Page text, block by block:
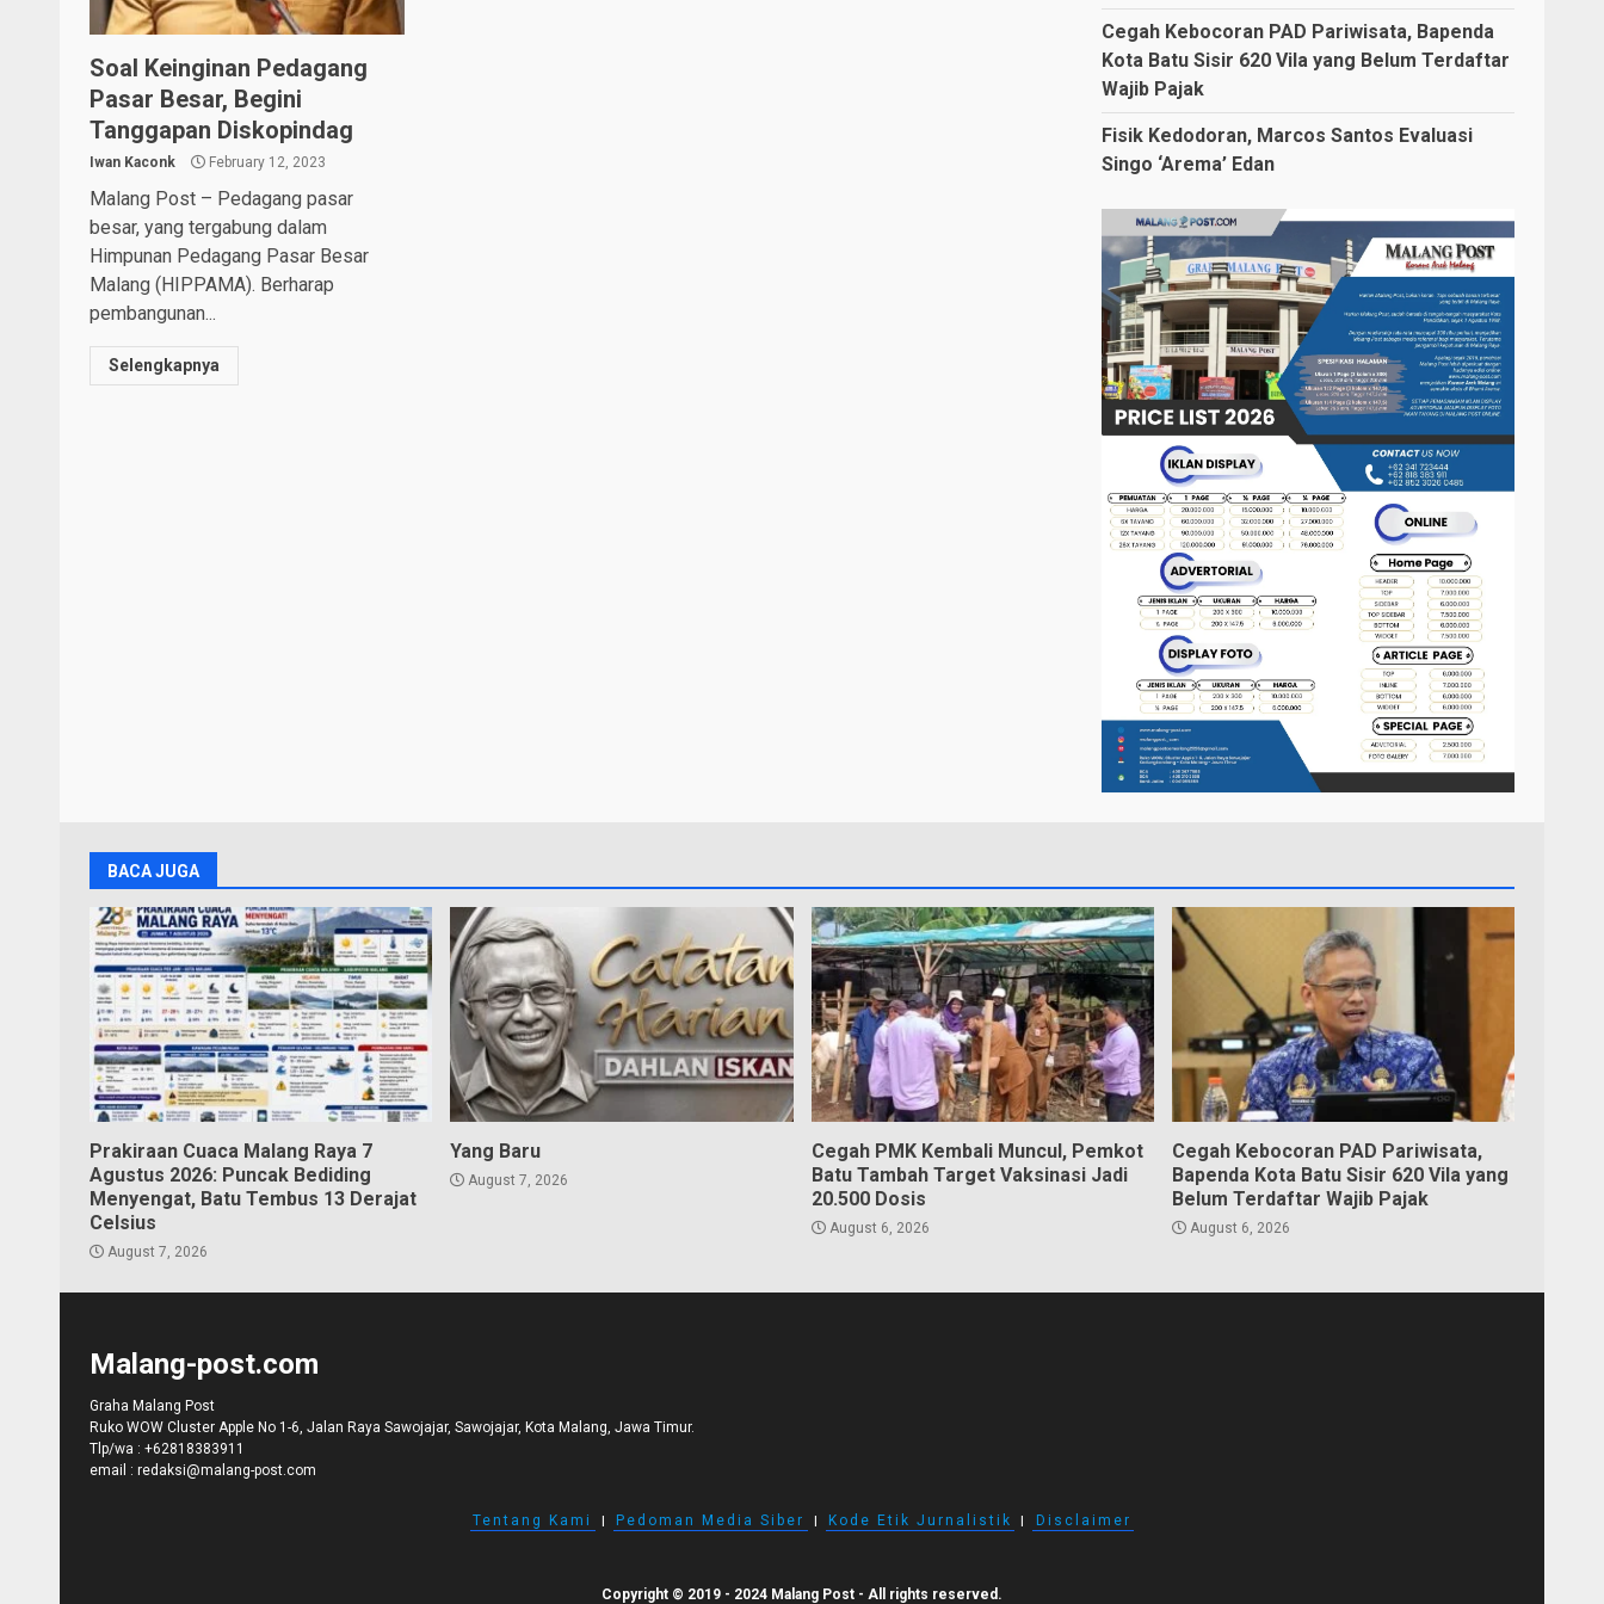
Soal Keinginan Pedagang
Pasar Besar, Begini
Tanggapan Diskopindag
Iwan Kaconk February 12, 2023
Malang Post – Pedagang pasar
besar, yang tergabung dalam
Himpunan Pedagang Pasar Besar
Malang (HIPPAMA). Berharap
pembangunan...
Selengkapnya
Cegah Kebocoran PAD Pariwisata, Bapenda
Kota Batu Sisir 620 Vila yang Belum Terdaftar
Wajib Pajak
Fisik Kedodoran, Marcos Santos Evaluasi
Singo ‘Arema’ Edan
BACA JUGA
Prakiraan Cuaca Malang Raya 7
Agustus 2026: Puncak Bediding
Menyengat, Batu Tembus 13 Derajat
Celsius
August 7, 2026
Yang Baru
August 7, 2026
Cegah PMK Kembali Muncul, Pemkot
Batu Tambah Target Vaksinasi Jadi
20.500 Dosis
August 6, 2026
Cegah Kebocoran PAD Pariwisata,
Bapenda Kota Batu Sisir 620 Vila yang
Belum Terdaftar Wajib Pajak
August 6, 2026
Malang-post.com
Graha Malang Post
Ruko WOW Cluster Apple No 1-6, Jalan Raya Sawojajar, Sawojajar, Kota Malang, Jawa Timur.
Tlp/wa : +62818383911
email : redaksi@malang-post.com
Tentang Kami I Pedoman Media Siber I Kode Etik Jurnalistik I Disclaimer
Copyright © 2019 - 2024 Malang Post - All rights reserved.